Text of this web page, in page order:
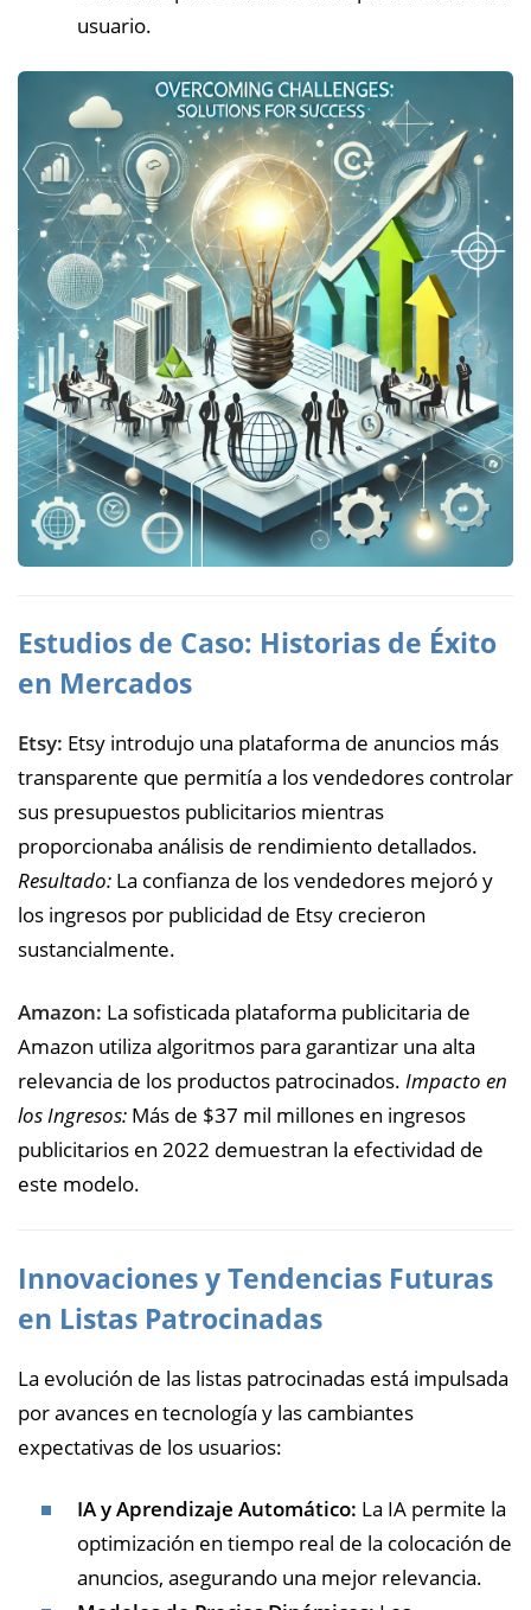
usuario.
Estudios de Caso: Historias de Éxito
en Mercados
Etsy: Etsy introdujo una plataforma de anuncios más
transparente que permitía a los vendedores controlar
sus presupuestos publicitarios mientras
proporcionaba análisis de rendimiento detallados.
Resultado: La confianza de los vendedores mejoró y
los ingresos por publicidad de Etsy crecieron
sustancialmente.
Amazon: La sofisticada plataforma publicitaria de
Amazon utiliza algoritmos para garantizar una alta
relevancia de los productos patrocinados. Impacto en
los Ingresos: Más de $37 mil millones en ingresos
publicitarios en 2022 demuestran la efectividad de
este modelo.
Innovaciones y Tendencias Futuras
en Listas Patrocinadas
La evolución de las listas patrocinadas está impulsada
por avances en tecnología y las cambiantes
expectativas de los usuarios:
IA y Aprendizaje Automático: La IA permite la
optimización en tiempo real de la colocación de
anuncios, asegurando una mejor relevancia.